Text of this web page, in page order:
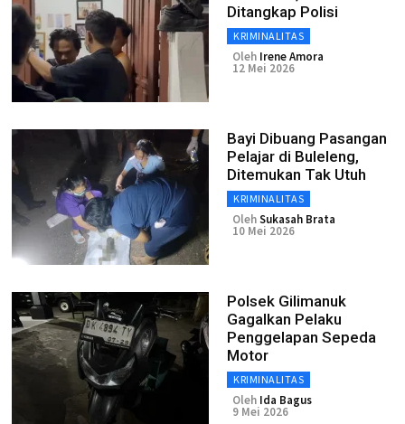
Ditangkap Polisi
KRIMINALITAS
Oleh Irene Amora
12 Mei 2026
Bayi Dibuang Pasangan
Pelajar di Buleleng,
Ditemukan Tak Utuh
KRIMINALITAS
OlehSukasah Brata
10 Mei 2026
Polsek Gilimanuk
Gagalkan Pelaku
Penggelapan Sepeda
Motor
KRIMINALITAS
Oleh Ida Bagus
9 Mei 2026